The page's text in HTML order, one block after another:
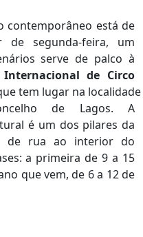
contemporâneo está de
segunda-feira, um
serve de palco à
Internacional de Circo
tem lugar na
de Lagos. A
é um dos pilares da
de rua ao interior do
a primeira de 9 a 15
que vem, de 6 a 12 de